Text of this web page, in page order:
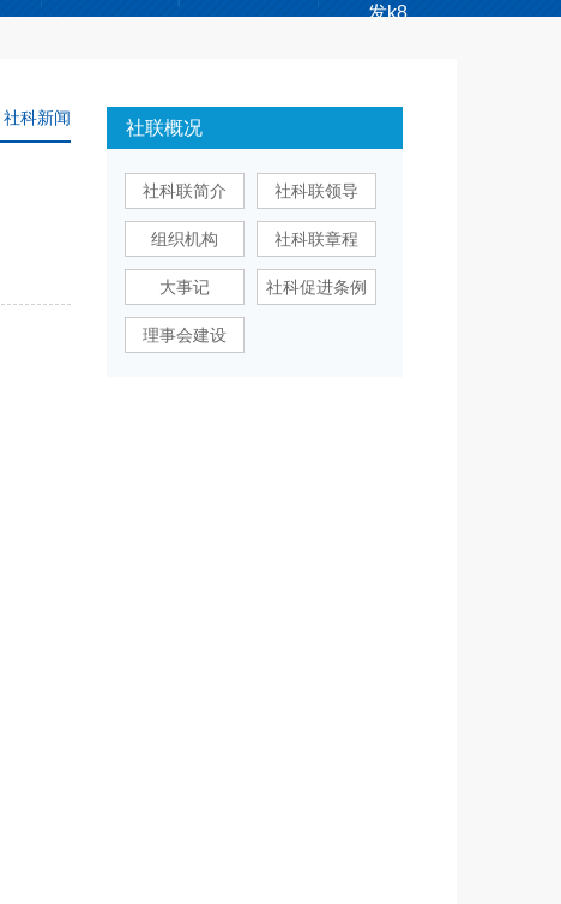
发k8
社科新闻 社联概况
社科联简介 社科联领导
组织机构 社科联章程
大事记 社科促进条例
理事会建设